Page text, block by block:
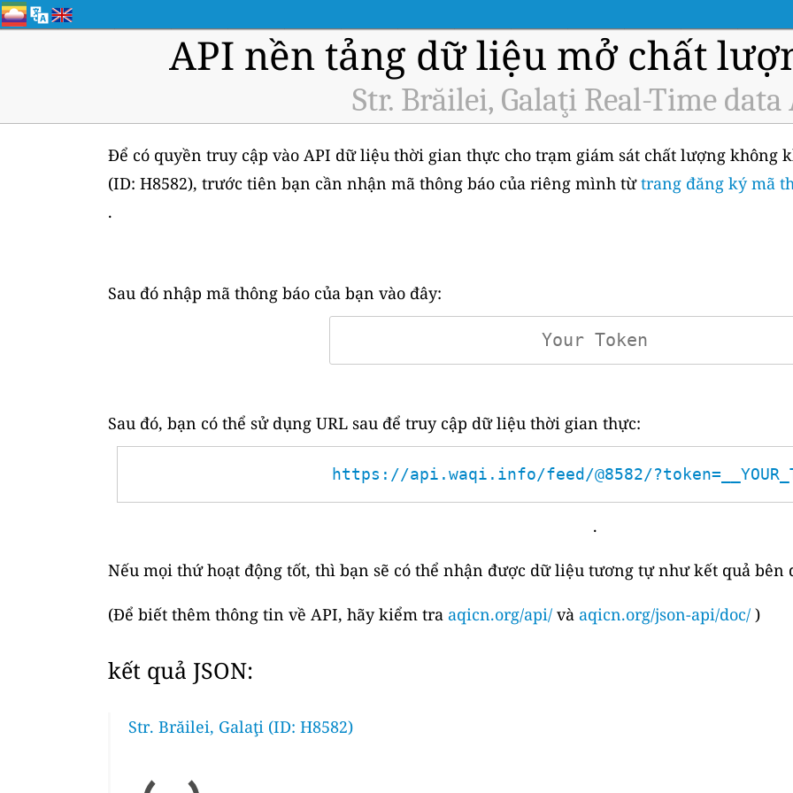
API nền tảng dữ liệu mở chất
Str. Brăilei, Galaţi Real-Time data
Để có quyền truy cập vào API dữ liệu thời gian thực cho trạm giám sát chất lượng không
(ID: H8582), trước tiên bạn cần nhận mã thông báo của riêng mình từtrang đăng ký mã
.
Sau đó nhập mã thông báo của bạn vào đây:
Sau đó, bạn có thể sử dụng URL sau để truy cập dữ liệu thời gian thực:
https://api.waqi.info/feed/@8582/
.
Nếu mọi thứ hoạt động tốt, thì bạn sẽ có thể nhận được dữ liệu tương tự như kết quả bên
(Để biết thêm thông tin về API, hãy kiểm tra aqicn.org/api/ và aqicn.org/json-api/doc/ )
kết quả JSON:
Str. Brăilei, Galaţi (ID: H8582)